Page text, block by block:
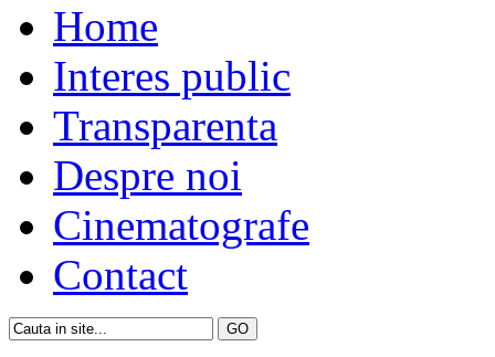
Home
Interes public
Transparenta
Despre noi
Cinematografe
Contact